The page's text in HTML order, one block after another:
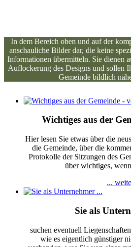
In dem Bereich oben und auf der
anschauliche Bilder dar, die keine
Informationen übermitteln. Sie dienen
Auflockerung des Designs und sollen
Gemeinde bildlich
Wichtiges aus der
Hier lesen Sie etwas über die
die Gemeinde, über die
Protokolle der Sitzungen des
über wichtiges,
...
Sie als
suchen eventuell
wie es eigentlich günstiger